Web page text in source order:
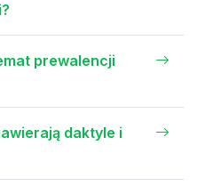
prewalencji
daktyle i